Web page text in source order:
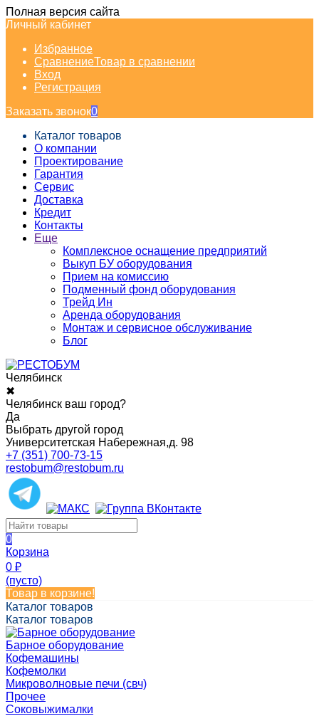
Полная версия сайта
Личный кабинет
Избранное
СравнениеТовар в сравнении
Вход
Регистрация
Заказать звонок0
Каталог товаров
О компании
Проектирование
Гарантия
Сервис
Доставка
Кредит
Контакты
Еще
Комплексное оснащение предприятий
Выкуп БУ оборудования
Прием на комиссию
Подменный фонд оборудования
Трейд Ин
Аренда оборудования
Монтаж и сервисное обслуживание
Блог
Челябинск
✖
Челябинск ваш город?
Да
Выбрать другой город
Университетская Набережная,д. 98
+7 (351) 700-73-15
restobum@restobum.ru
0
Корзина
0 ₽
(пусто)
Товар в корзине!
Каталог товаров
Каталог товаров
Барное оборудование
Кофемашины
Кофемолки
Микроволновые печи (свч)
Прочее
Соковыжималки